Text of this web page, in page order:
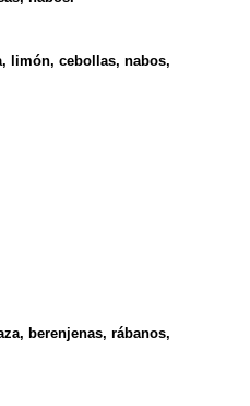
limón, cebollas, nabos,
berenjenas, rábanos,